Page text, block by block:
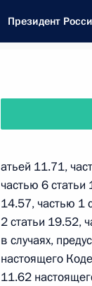
Президент
Название
Текст в документе
Вид документа
Все
атьей 11.71,
частью 6
14.57, частью 1
2 статьи 19.52,
в случаях,
настоящего
11.62